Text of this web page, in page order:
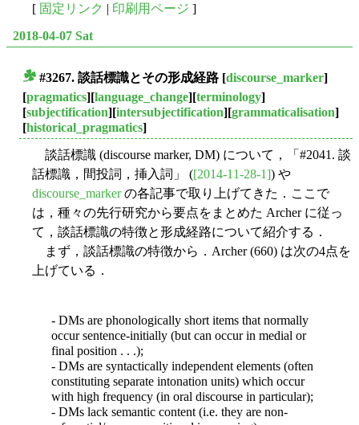
[ 固定リンク | 印刷用ページ ]
2018-04-07 Sat
#3267. 談話標識とその形成経路 [discourse_marker]
[pragmatics][language_change][terminology]
[subjectification][intersubjectification][grammaticalisation]
[historical_pragmatics]
談話標識 (discourse marker, DM) について，「#2041. 談
話標識，間投詞，挿入詞」 ([2014-11-28-1]) や
discourse_markerの各記事で取り上げてきた．ここで
は，種々の先行研究から要点をまとめた Archer に従っ
て，談話標識の特徴と形成経路について紹介する．
まず，談話標識の特徴から．Archer (660) は次の4点を
上げている．
- DMs are phonologically short items that normally
occur sentence-initially (but can occur in medial or
final position . . .);
- DMs are syntactically independent elements (often
constituting separate intonation units) which occur
with high frequency (in oral discourse in particular);
- DMs lack semantic content (i.e. they are non-